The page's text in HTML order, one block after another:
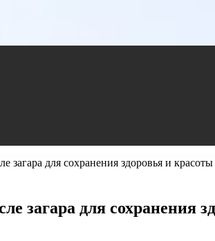
загара для сохранения здоровья и красоты
загара для сохранения